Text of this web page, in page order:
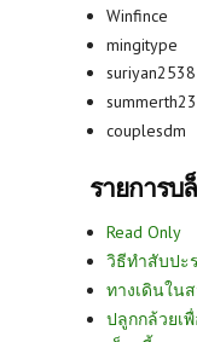
Winfince
mingitype
suriyan2538
summerth23
couplesdm
รายการบ
Read Only
วิธีทำสับปะ
ทางเดินใน
ปลูกกล้วยเ